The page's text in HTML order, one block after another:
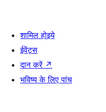
शामिल होइये
ईवेंट्स
दान करें ↗
भविष्य के लिए पांच